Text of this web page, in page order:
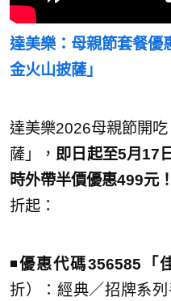
達美樂：母親節套餐優
金火山披薩」
達美樂2026母親節開
薩」， 即日起至5月17
時外帶半價優惠499元！
折起：
◾️優惠代碼356585「
折）：經典／招牌系